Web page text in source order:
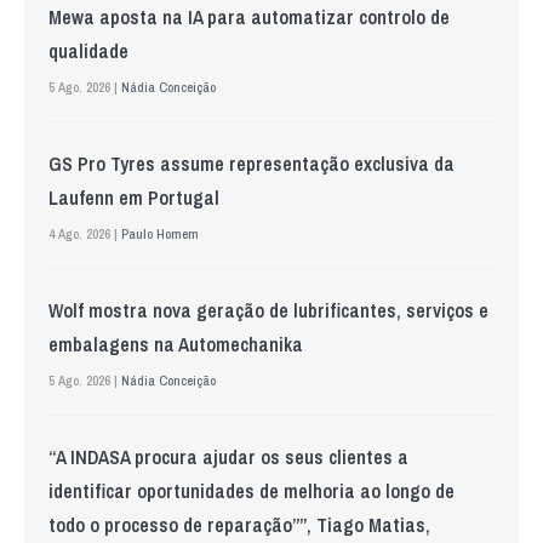
Mewa aposta na IA para automatizar controlo de
qualidade
5 Ago. 2026 | Nádia Conceição
GS Pro Tyres assume representação exclusiva da
Laufenn em Portugal
4 Ago. 2026 | Paulo Homem
Wolf mostra nova geração de lubrificantes, serviços e
embalagens na Automechanika
5 Ago. 2026 | Nádia Conceição
“A INDASA procura ajudar os seus clientes a
identificar oportunidades de melhoria ao longo de
todo o processo de reparação””, Tiago Matias,